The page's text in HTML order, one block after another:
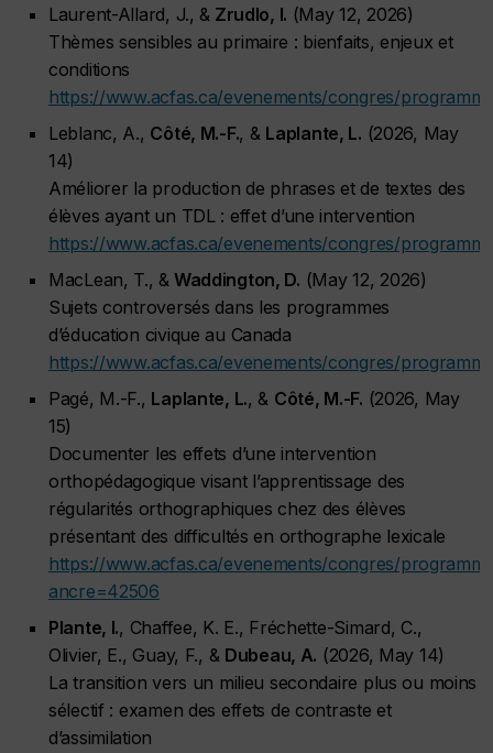
Laurent-Allard, J., & Zrudlo, I. (May 12, 2026)
Thèmes sensibles au primaire : bienfaits, enjeux et
conditions
https://www.acfas.ca/evenements/congres/
Leblanc, A., Côté, M.-F., & Laplante, L. (2026, May
14)
Améliorer la production de phrases et de textes des
élèves ayant un TDL : effet d’une intervention
https://www.acfas.ca/evenements/congres/
MacLean, T., & Waddington, D. (May 12, 2026)
Sujets controversés dans les programmes
d’éducation civique au Canada
https://www.acfas.ca/evenements/congres/
Pagé, M.-F., Laplante, L., & Côté, M.-F. (2026, May
15)
Documenter les effets d’une intervention
orthopédagogique visant l’apprentissage des
régularités orthographiques chez des élèves
présentant des difficultés en orthographe lexicale
https://www.acfas.ca/evenements/congres/
ancre=42506
Plante, I., Chaffee, K. E., Fréchette-Simard, C.,
Olivier, E., Guay, F., & Dubeau, A. (2026, May 14)
La transition vers un milieu secondaire plus ou moins
sélectif : examen des effets de contraste et
d’assimilation